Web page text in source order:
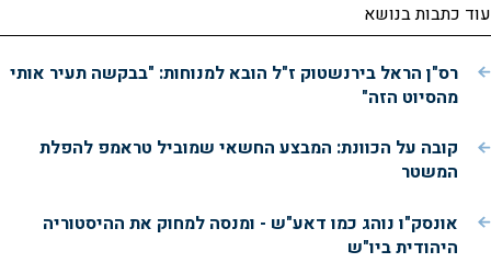
עוד כתבות בנושא
רס"ן הראל בירנשטוק ז"ל הובא למנוחות: "בבקשה תעיר אותי
מהסיוט הזה"
קובה על הכוונת: המבצע החשאי שמוביל טראמפ להפלת
המשטר
אונסק"ו נוהג כמו דאע"ש - ומנסה למחוק את ההיסטוריה
היהודית ביו"ש